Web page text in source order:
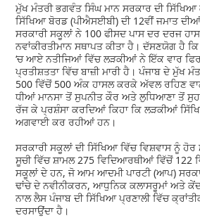
ਮੁੱਖ ਮੰਤਰੀ ਭਗਵੰਤ ਸਿੰਘ ਮਾਨ ਸਰਕਾਰ ਦੀ
ਸਿੱਖਿਆ ਬੋਰਡ (ਪੀਐਸਈਬੀ) ਦੀ 12ਵੀਂ ਜਮਾਤ
ਸਰਕਾਰੀ ਸਕੂਲਾਂ ਨੇ 100 ਫੀਸਦ ਪਾਸ ਦਰ ਦਰਜ
ਨਵਾਂਕੀਰਤੀਮਾਨ ਸਥਾਪਤ ਕੀਤਾ ਹੈ। ਦੱਸਣਯੋਗ ਹੈ
‘ਚ ਆਏ ਨਤੀਜਿਆਂ ਵਿੱਚ ਲੜਕੀਆਂ ਨੇ ਇੱਕ ਵਾਰ
ਪ੍ਰਤੀਸ਼ਤਤਾ ਵਿੱਚ ਬਾਜ਼ੀ ਮਾਰੀ ਹੈ। ਪੰਜਾਬ ਦੇ ਮੁੱਖ
500 ਵਿੱਚੋਂ 500 ਅੰਕ ਹਾਸਲ ਕਰਕੇ ਅੱਵਲ ਰਹਿਣ
ਧੀਆਂ ਮਾਨਸਾ ਤੋਂ ਸੁਪਨੀਤ ਕੌਰ ਅਤੇ ਲੁਧਿਆਣਾ ਤੋਂ
ਰੱਜ ਕੇ ਪ੍ਰਸ਼ੰਸਾ ਕਰਦਿਆਂ ਕਿਹਾ ਕਿ ਲੜਕੀਆਂ
ਅਗਵਾਈ ਕਰ ਰਹੀਆਂ ਹਨ।
ਸਰਕਾਰੀ ਸਕੂਲਾਂ ਦੀ ਸਿੱਖਿਆ ਵਿੱਚ ਵਿਸ਼ਵਾਸ ਨੂੰ
ਸੂਚੀ ਵਿੱਚ ਸ਼ਾਮਲ 275 ਵਿਦਿਆਰਥੀਆਂ ਵਿੱਚੋਂ 122
ਸਕੂਲਾਂ ਦੇ ਹਨ, ਜੋ ਆਮ ਆਦਮੀ ਪਾਰਟੀ (ਆਪ)
ਢਾਂਚੇ ਦੇ ਨਵੀਨੀਕਰਨ, ਆਧੁਨਿਕ ਕਲਾਸਰੂਮਾਂ ਅਤੇ
ਨਾਲ ਲੈਸ ਪੰਜਾਬ ਦੀ ਸਿੱਖਿਆ ਪ੍ਰਣਾਲੀ ਵਿੱਚ
ਦਰਸਾਉਂਦਾ ਹੈ।